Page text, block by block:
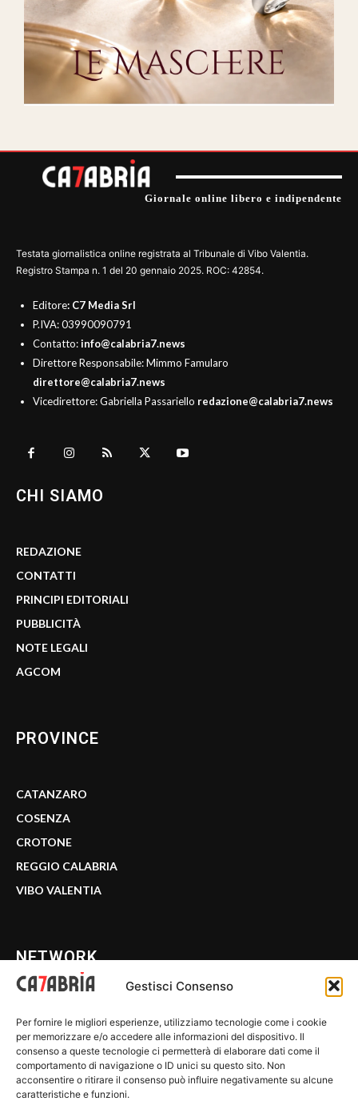
Gestisci Consenso
Per fornire le migliori esperienze, utilizziamo tecnologie come i cookie
per memorizzare e/o accedere alle informazioni del dispositivo. Il
consenso a queste tecnologie ci permetterà di elaborare dati come il
comportamento di navigazione o ID unici su questo sito. Non
acconsentire o ritirare il consenso può influire negativamente su alcune
caratteristiche e funzioni.
Giornale online libero e indipendente
Testata giornalistica online registrata al Tribunale di Vibo Valentia.
Registro Stampa n. 1 del 20 gennaio 2025. ROC: 42854.
Editore: C7 Media Srl
P.IVA: 03990090791
Contatto:info@calabria7.news
Direttore Responsabile: Mimmo Famularo
direttore@calabria7.news
Vicedirettore: Gabriella Passariello redazione@calabria7.news
CHI SIAMO
REDAZIONE
CONTATTI
PRINCIPI EDITORIALI
PUBBLICITÀ
NOTE LEGALI
AGCOM
PROVINCE
CATANZARO
COSENZA
CROTONE
REGGIO CALABRIA
VIBO VALENTIA
NETWORK
WE CALABRIA
C7 PLAY
MIX ZONE